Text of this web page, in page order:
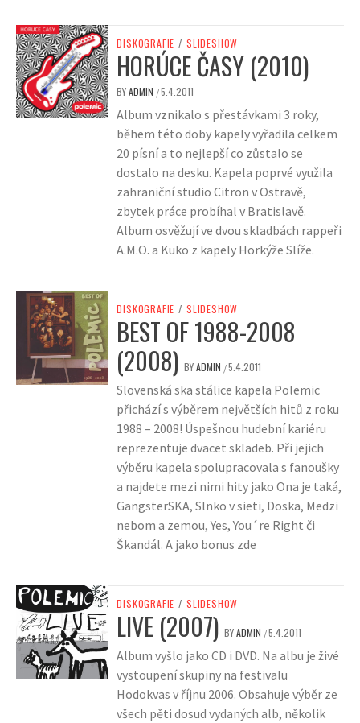
DISKOGRAFIE / SLIDESHOW
HORÚCE ČASY (2010)
BYADMIN /5.4.2011
Album vznikalo s přestávkami 3 roky,
během této doby kapely vyřadila celkem
20 písní a to nejlepší co zůstalo se
dostalo na desku. Kapela poprvé využila
zahraniční studio Citron v Ostravě,
zbytek práce probíhal v Bratislavě.
Album osvěžují ve dvou skladbách rappeři
A.M.O. a Kuko z kapely Horkýže Slíže.
DISKOGRAFIE / SLIDESHOW
BEST OF 1988-2008
(2008) BYADMIN /5.4.2011
Slovenská ska stálice kapela Polemic
přichází s výběrem největších hitů z roku
1988 – 2008! Úspešnou hudební kariéru
reprezentuje dvacet skladeb. Při jejich
výběru kapela spolupracovala s fanoušky
a najdete mezi nimi hity jako Ona je taká,
GangsterSKA, Slnko v sieti, Doska, Medzi
nebom a zemou, Yes, You´re Right či
Škandál. A jako bonus zde
DISKOGRAFIE / SLIDESHOW
LIVE (2007) BYADMIN /5.4.2011
Album vyšlo jako CD i DVD. Na albu je živé
vystoupení skupiny na festivalu
Hodokvas v říjnu 2006. Obsahuje výběr ze
všech pěti dosud vydaných alb, několik